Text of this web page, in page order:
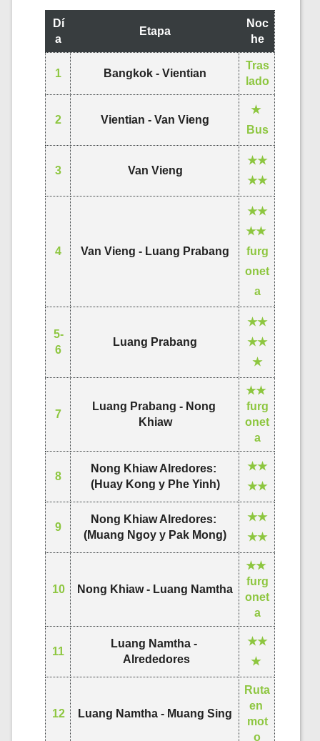
Dí
a
Etapa
Noc
he
1 Bangkok - Vientian
Tras
lado
2 Vientian - Van Vieng
★
Bus
3 Van Vieng
★★
★★
4 Van Vieng - Luang Prabang
★★
★★
furg
onet
a
5-
6
Luang Prabang
★★
★★
★
7
Luang Prabang - Nong
Khiaw
★★
furg
onet
a
8
Nong Khiaw Alredores:
(Huay Kong y Phe Yinh)
★★
★★
9
Nong Khiaw Alredores:
(Muang Ngoy y Pak Mong)
★★
★★
10 Nong Khiaw - Luang Namtha
★★
furg
onet
a
11
Luang Namtha -
Alrededores
★★
★
12 Luang Namtha - Muang Sing
Ruta
en
mot
o